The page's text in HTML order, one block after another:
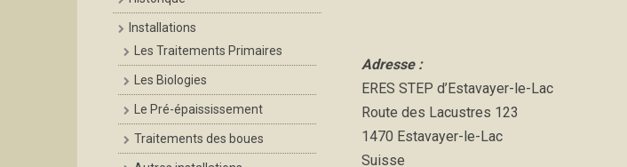
Adresse :
ERES STEP d’Estavayer-le-Lac
Route des Lacustres 123
1470 Estavayer-le-Lac
Suisse
Installations
Les Traitements Primaires
Les Biologies
Le Pré-épaississement
Traitements des boues